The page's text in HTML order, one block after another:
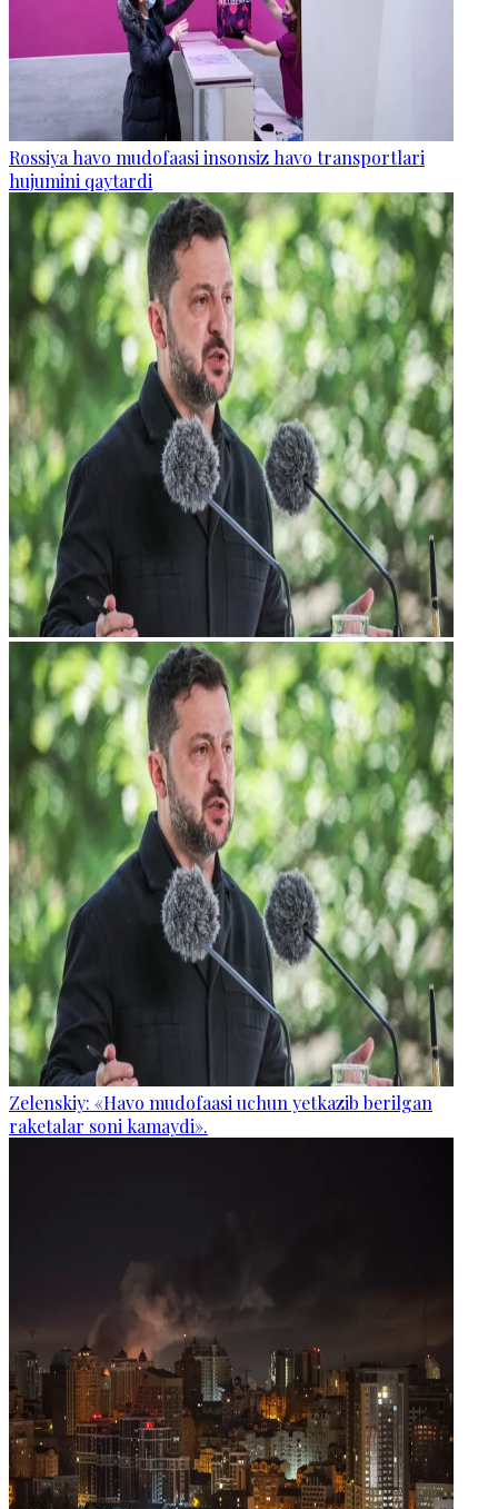
Rossiya havo mudofaasi insonsiz havo transportlari
hujumini qaytardi
Zelenskiy: «Havo mudofaasi uchun yetkazib berilgan
raketalar soni kamaydi».